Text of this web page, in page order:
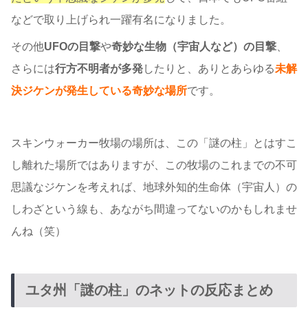
などで取り上げられ一躍有名になりました。
その他UFOの目撃や奇妙な生物（宇宙人など）の目撃
さらには行方不明者が多発したりと、ありとあらゆる未解
決ジケンが発生している奇妙な場所です。
スキンウォーカー牧場の場所は、この「謎の柱」とはすこ
し離れた場所ではありますが、この牧場のこれまでの不可
思議なジケンを考えれば、地球外知的生命体（宇宙人）の
しわざという線も、あながち間違ってないのかもしれませ
んね（笑）
ユタ州「謎の柱」のネットの反応まとめ